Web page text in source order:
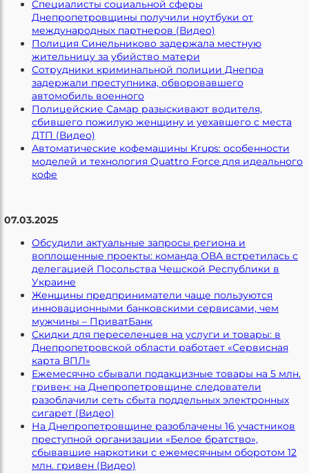
Специалисты социальной сферы
Днепропетровщины получили ноутбуки от
международных партнеров (Видео)
Полиция Синельниково задержала местную
жительницу за убийство матери
Сотрудники криминальной полиции Днепра
задержали преступника, обворовавшего
автомобиль военного
Полицейские Самар разыскивают водителя,
сбившего пожилую женщину и уехавшего с места
ДТП (Видео)
Автоматические кофемашины Krups: особенности
моделей и технология Quattro Force для идеального
кофе
07.03.2025
Обсудили актуальные запросы региона и
воплощенные проекты: команда ОВА встретилась с
делегацией Посольства Чешской Республики в
Украине
Женщины предприниматели чаще пользуются
инновационными банковскими сервисами, чем
мужчины – ПриватБанк
Скидки для переселенцев на услуги и товары: в
Днепропетровской области работает «Сервисная
карта ВПЛ»
Ежемесячно сбывали подакцизные товары на 5 млн.
гривен: на Днепропетровщине следователи
разоблачили сеть сбыта поддельных электронных
сигарет (Видео)
На Днепропетровщине разоблачены 16 участников
преступной организации «Белое братство»,
сбывавшие наркотики с ежемесячным оборотом 12
млн. гривен (Видео)